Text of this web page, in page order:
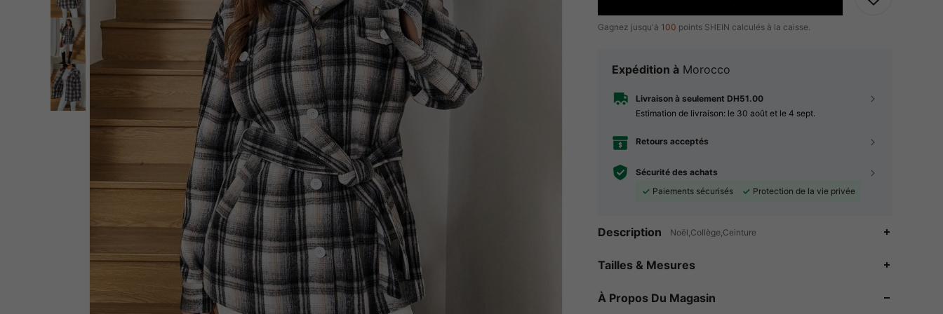
Gagnez jusqu'à 100 points SHEIN calculés à la caisse.
Expédition à Morocco
Livraison à seulement DH51.00
Estimation de livraison: le 30 août et le 4 sept.
Retours acceptés
Sécurité des achats
Paiements sécurisés
Protection de la vie privée
Description Noël,Collège,Ceinture
Tailles & Mesures
À Propos Du Magasin
4.91
4.91 27K